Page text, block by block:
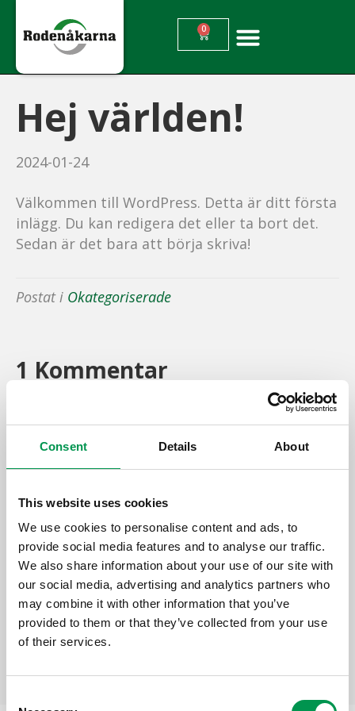
Consent Details About
This website uses cookies
We use cookies to personalise content and ads, to
provide social media features and to analyse our traffic.
We also share information about your use of our site with
our social media, advertising and analytics partners who
may combine it with other information that you’ve
provided to them or that they’ve collected from your use
of their services.
0
Hej världen!
2024-01-24
Välkommen till WordPress. Detta är ditt första
inlägg. Du kan redigera det eller ta bort det.
Sedan är det bara att börja skriva!
Postat i Okategoriserade
1 Kommentar
En kommentarsförfattare den 2024-01-23
kl 10:36
För att komma igång med granskning,
redigering och borttagning av
kommentarer, gå till vyn ”Kommentarer” i
adminpanelen.
Kommentarsförfattares profilbilder
kommer frånGravatar.